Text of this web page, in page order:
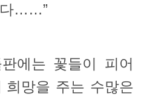
다……”
에는 꽃들이 피어
희망을 주는 수많은